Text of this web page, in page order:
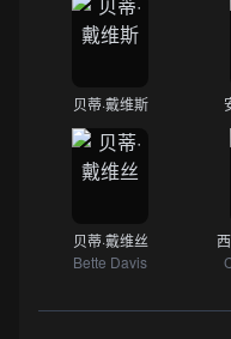
贝蒂·戴维斯
贝蒂·戴维丝
Bette Davis